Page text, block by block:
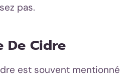
pas.
De Cidre
est souvent mentionné